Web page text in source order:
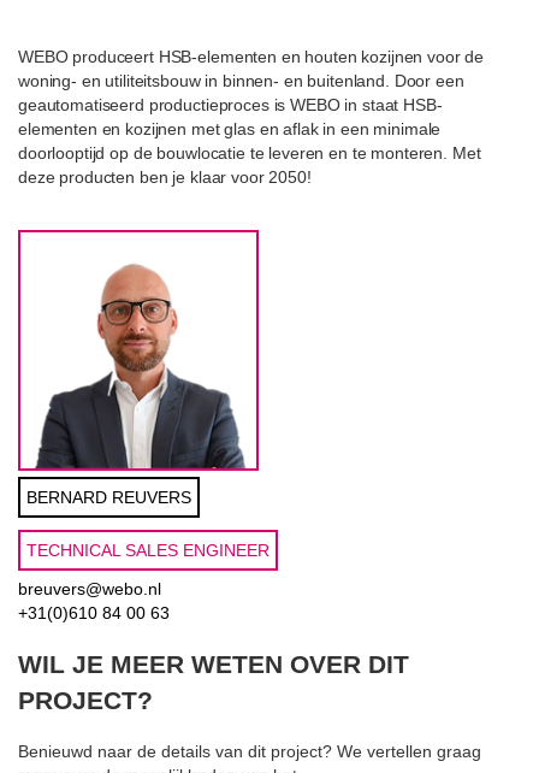
WEBO produceert HSB-elementen en houten kozijnen voor de
woning- en utiliteitsbouw in binnen- en buitenland. Door een
geautomatiseerd productieproces is WEBO in staat HSB-
elementen en kozijnen met glas en aflak in een minimale
doorlooptijd op de bouwlocatie te leveren en te monteren. Met
deze producten ben je klaar voor 2050!
BERNARD REUVERS
TECHNICAL SALES ENGINEER
breuvers@webo.nl
+31(0)610 84 00 63
WIL JE MEER WETEN OVER DIT
PROJECT?
Benieuwd naar de details van dit project? We vertellen graag